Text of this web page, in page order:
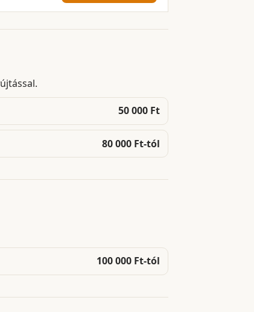
50 000 Ft
80 000 Ft-tól
100 000 Ft-tól